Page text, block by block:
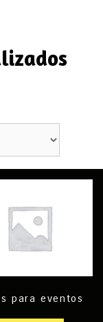
para eventos